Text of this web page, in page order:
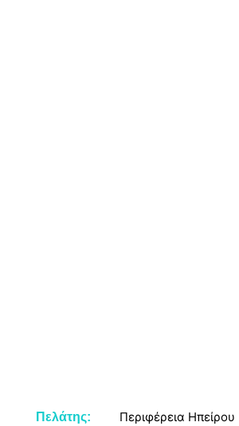
Πελάτης: Περιφέρεια Ηπείρου